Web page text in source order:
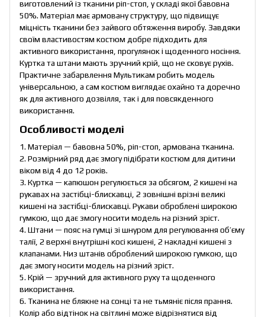
виготовлений із тканини ріп-стоп, у складі якої бавовна
50%. Матеріал має армовану структуру, що підвищує
міцність тканини без зайвого обтяження виробу. Завдяки
своїм властивостям костюм добре підходить для
активного використання, прогулянок і щоденного носіння.
Куртка та штани мають зручний крій, що не сковує рухів.
Практичне забарвлення Мультикам робить модель
універсальною, а сам костюм виглядає охайно та доречно
як для активного дозвілля, так і для повсякденного
використання.
Особливості моделі
1. Матеріал — бавовна 50%, ріп-стоп, армована тканина.
2. Розмірний ряд дає змогу підібрати костюм для дитини
віком від 4 до 12 років.
3. Куртка — капюшон регулюється за обсягом, 2 кишені на
рукавах на застібці-блискавці, 2 зовнішні врізні великі
кишені на застібці-блискавці. Рукави оброблені широкою
гумкою, що дає змогу носити модель на різний зріст.
4. Штани — пояс на гумці зі шнуром для регулювання об’єму
талії, 2 верхні внутрішні косі кишені, 2 накладні кишені з
клапанами. Низ штанів оброблений широкою гумкою, що
дає змогу носити модель на різний зріст.
5. Крій — зручний для активного руху та щоденного
використання.
6. Тканина не блякне на сонці та не тьмяніє після прання.
Колір або відтінок на світлині може відрізнятися від